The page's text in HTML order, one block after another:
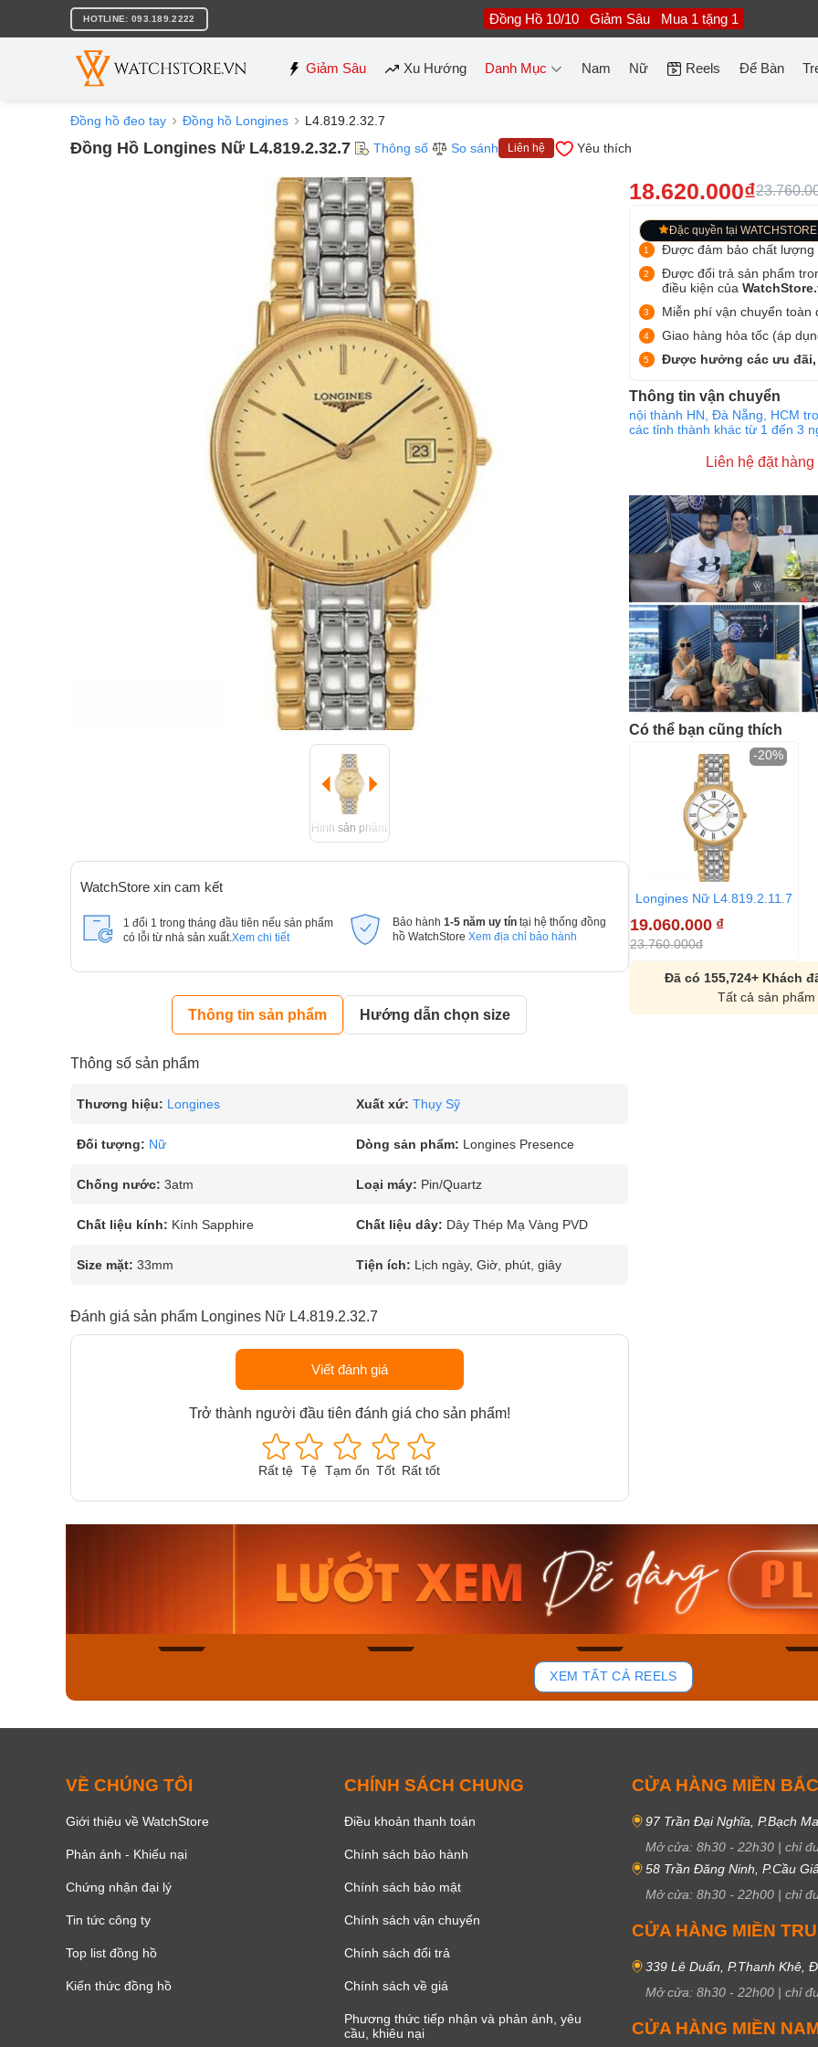
nội
HOTLINE: 093.189.2222 Đồng Hồ 10/10 Giảm Sâu Mua 1 tặng 1
Giảm Sâu Xu Hướng Danh Mục Nam Nữ Reels Để Bàn
Đồng hồ đeo tay Đồng hồ Longines L4.819.2.32.7
Đồng Hồ Longines Nữ L4.819.2.32.7 Thông số So sánh Liên hệ Yêu thích
Hình sản phẩm
WatchStore xin cam kết
1 đổi 1 trong tháng đầu tiên nếu sản phẩm
có lỗi từ nhà sản xuất. Xem chi tiết
Bảo hành 1-5 năm uy tín tại hệ thống đồng
hồ WatchStore Xem địa chỉ bảo hành
Thông tin sản phẩm Hướng dẫn chọn size
Thông số sản phẩm
Thương hiệu: Longines Xuất xứ: Thụy Sỹ
Đối tượng: Nữ Dòng sản phẩm: Longines Presence
Chống nước: 3atm Loại máy: Pin/Quartz
Chất liệu kính: Kính Sapphire Chất liệu dây: Dây Thép Mạ Vàng PVD
Size mặt: 33mm Tiện ích: Lịch ngày, Giờ, phút, giây
Đánh giá sản phẩm Longines Nữ L4.819.2.32.7
Viết đánh giá
Trở thành người đầu tiên đánh giá cho sản phẩm!
Rất tệ Tệ Tạm ổn Tốt Rất tốt
18.620.000₫
Đặc quyền tại WATCHSTORE
Được đảm bảo chất lượng
Được đổi trả sản phẩm
điều kiện của
Miễn phí vận chuyển toàn
Giao hàng hỏa tốc (áp
Được hưởng các ưu đãi,
Thông tin vận chuyển
nội thành HN, Đà Nẵng, HCM
các tỉnh thành khác từ 1 đến 3
Liên hệ đặt hàng
Có thể bạn cũng thích
Longines Nữ L4.819.2.11.7
19.060.000 ₫
23.760.000đ
-20%
Đã có 155,724+ Khách
Tất cả sản
Casio Nam MTS-
115D-1AVDF
2.823.000₫
2.399.550₫
Mua ngay
49
Casio Nam MTS-
RS100L-1AVDF
4.276.000₫
3.634.600₫
Casio
230EL-
Mua
XEM TẤT CẢ REELS
VỀ CHÚNG TÔI
Giới thiệu về WatchStore
Phản ánh - Khiếu nại
Chứng nhận đại lý
Tin tức công ty
Top list đồng hồ
Kiến thức đồng hồ
CHÍNH SÁCH CHUNG
Điều khoản thanh toán
Chính sách bảo hành
Chính sách bảo mật
Chính sách vận chuyển
Chính sách đổi trả
Chính sách về giá
Phương thức tiếp nhận và phản ánh, yêu
cầu, khiêu nại
CỬA HÀNG MIỀN BẮC
97 Trần Đại Nghĩa, P.Bạch
Mở cửa: 8h30 - 22h30 | chỉ
58 Trần Đăng Ninh, P.Cầu
Mở cửa: 8h30 - 22h00 | chỉ
CỬA HÀNG MIỀN
339 Lê Duẩn, P.Thanh Khê,
Mở cửa: 8h30 - 22h00 | chỉ
CỬA HÀNG MIỀN